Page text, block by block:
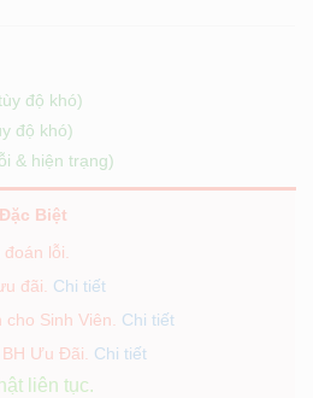
độ khó)
độ khó)
& hiện trạng)
Biệt
lỗi.
đãi. Chi tiết
Sinh Viên. Chi tiết
Ưu Đãi. Chi tiết
liên tục.